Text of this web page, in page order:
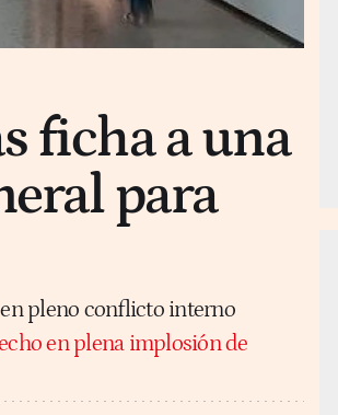
ficha a una
para
en pleno conflicto interno
en plena implosión de